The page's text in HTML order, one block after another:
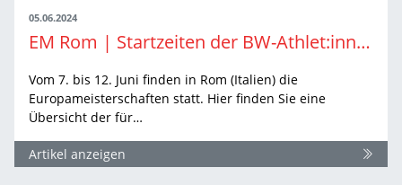
05.06.2024
EM Rom | Startzeiten der BW-Athlet:innen
Vom 7. bis 12. Juni finden in Rom (Italien) die
Europameisterschaften statt. Hier finden Sie eine
Übersicht der für…
Artikel anzeigen